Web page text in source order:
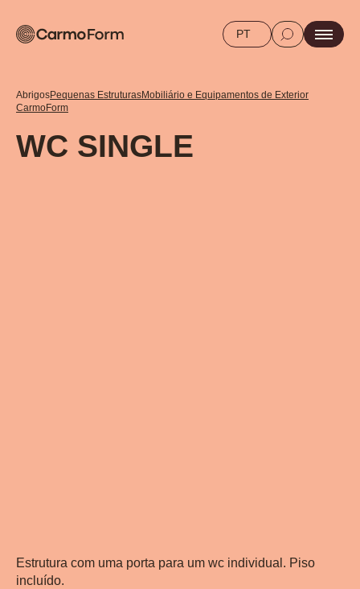
PT
AbrigosPequenas EstruturasMobiliário e Equipamentos de Exterior
CarmoForm
WC SINGLE
Estrutura com uma porta para um wc individual. Piso
incluído.